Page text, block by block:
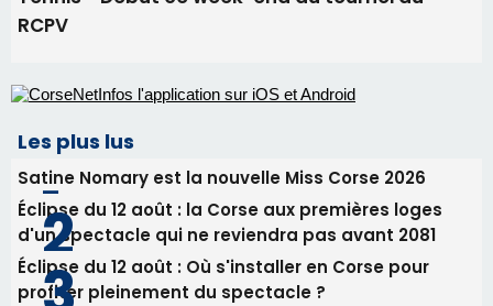
Éclipse du 12 août : Où s'installer en Corse pour
profiter pleinement du spectacle ?
consommation en recul dans les restaurants
face à une nouvelle escroquerie au faux vendeur de
vin
Newsletter